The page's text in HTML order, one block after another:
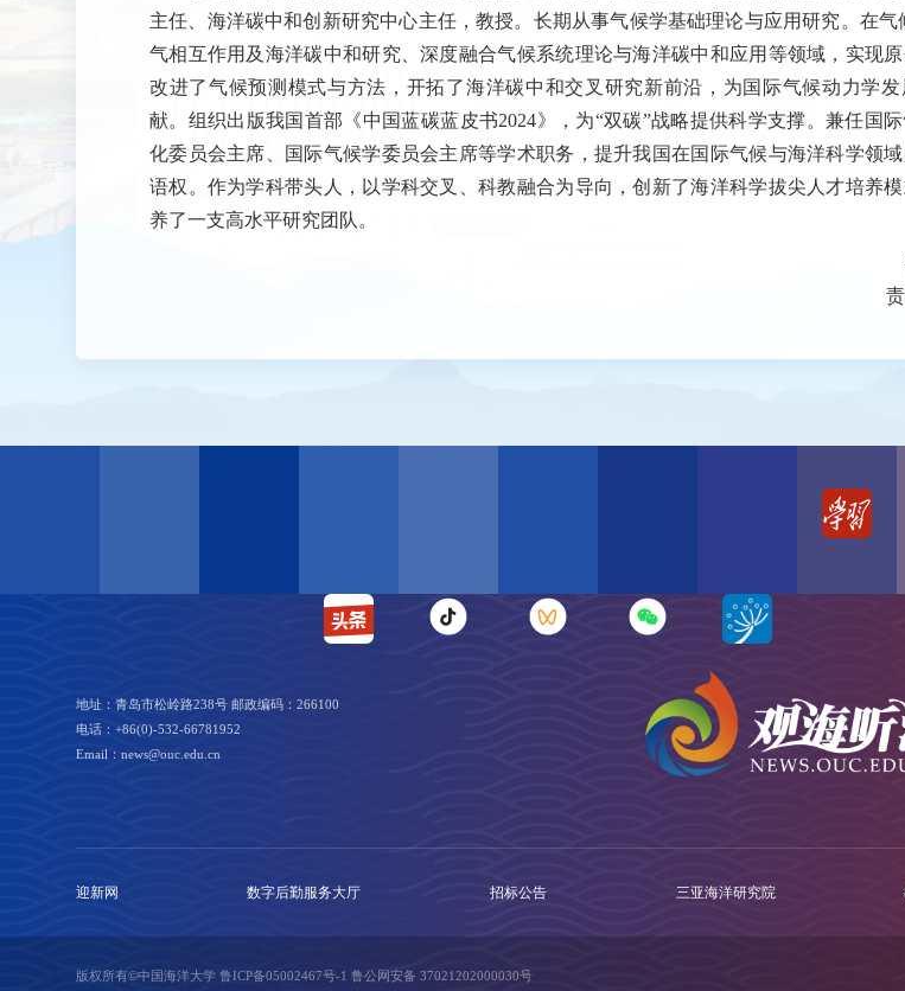
主任、海洋碳中和创新研究中心主任，教授。长期从事气候学基础理论与应用研究。在气
气相互作用及海洋碳中和研究、深度融合气候系统理论与海洋碳中和应用等领域，实现原
改进了气候预测模式与方法，开拓了海洋碳中和交叉研究新前沿，为国际气候动力学
献。组织出版我国首部《中国蓝碳蓝皮书2024》，为“双碳”战略提供科学支撑。兼任国
化委员会主席、国际气候学委员会主席等学术职务，提升我国在国际气候与海洋科学领
语权。作为学科带头人，以学科交叉、科教融合为导向，创新了海洋科学拔尖人才培养
养了一支高水平研究团队。
地址：青岛市松岭路238号 邮政编码：266100
电话：+86(0)-532-66781952
Email：news@ouc.edu.cn
迎新网 数字后勤服务大厅 招标公告 三亚海洋研究院
版权所有©中国海洋大学 鲁ICP备05002467号-1 鲁公网安备 37021202000030号